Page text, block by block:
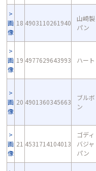
画
像
18 4903110261940
山崎製
パン
画
像
19 4977629643993 ハート
画
像
20 4901360345663
ブルボ
ン
画
像
21 4531714104013
ゴディ
バジャ
パン